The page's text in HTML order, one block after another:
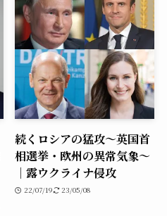
続くロシアの猛攻〜英国首
相選挙・欧州の異常気象〜
｜露ウクライナ侵攻
22/07/19 23/05/08